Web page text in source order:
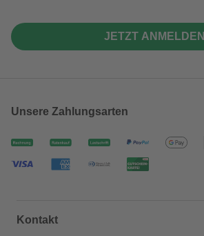
JETZT ANMELDEN
Unsere Zahlungsarten
Kontakt